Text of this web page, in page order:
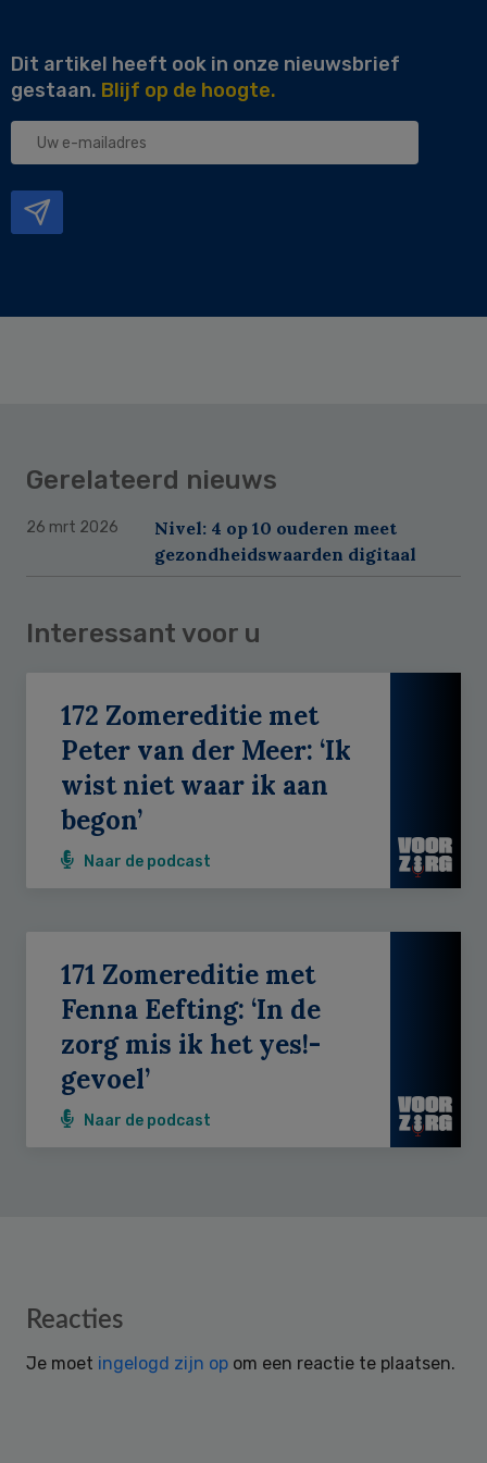
Dit artikel heeft ook in onze nieuwsbrief
gestaan. Blijf op de hoogte.
Uw
Gerelateerd nieuws
26 mrt 2026
Nivel: 4 op 10 ouderen meet
gezondheidswaarden digitaal
Interessant voor u
172 Zomereditie met
Peter van der Meer: ‘Ik
wist niet waar ik aan
begon’
Naar de podcast
171 Zomereditie met
Fenna Eefting: ‘In de
zorg mis ik het yes!-
gevoel’
Naar de podcast
Reader
Reacties
Je moet ingelogd zijn op om een reactie te plaatsen.